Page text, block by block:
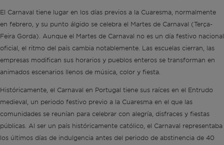
El Carnaval tiene lugar en los días previos a la Cuaresma, normalmente
en febrero, y su punto álgido se celebra el Martes de Carnaval (Terça-
Feira Gorda). Aunque el Martes de Carnaval no es un día festivo nacional
oficial, el ritmo del país cambia notablemente. Las escuelas cierran, las
empresas modifican sus horarios y pueblos enteros se transforman en
animados escenarios llenos de música, color y fiesta.
Históricamente, el Carnaval en Portugal tiene sus raíces en el Entrudo
medieval, un periodo festivo previo a la Cuaresma en el que las
comunidades se reunían para celebrar con alegría, disfraces y fiestas
públicas. Al ser un país históricamente católico, el Carnaval representaba
los últimos días de indulgencia antes del periodo de abstinencia de 40